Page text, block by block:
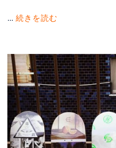
... 続きを読む